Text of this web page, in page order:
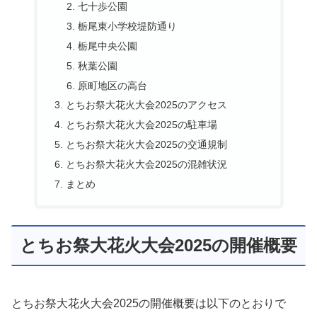
七十歩公園
栃尾東小学校堤防通り
栃尾中央公園
秋葉公園
原町地区の高台
とちお祭大花火大会2025のアクセス
とちお祭大花火大会2025の駐車場
とちお祭大花火大会2025の交通規制
とちお祭大花火大会2025の混雑状況
まとめ
とちお祭大花火大会2025の開催概要
とちお祭大花火大会2025の開催概要は以下のとおりで